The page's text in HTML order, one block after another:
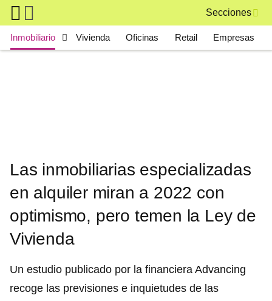
Skip to main content
Secciones
Main navigation
Inmobiliario Vivienda Oficinas Retail Empresas
Las inmobiliarias especializadas
en alquiler miran a 2022 con
optimismo, pero temen la Ley de
Vivienda
Un estudio publicado por la financiera Advancing
recoge las previsiones e inquietudes de las